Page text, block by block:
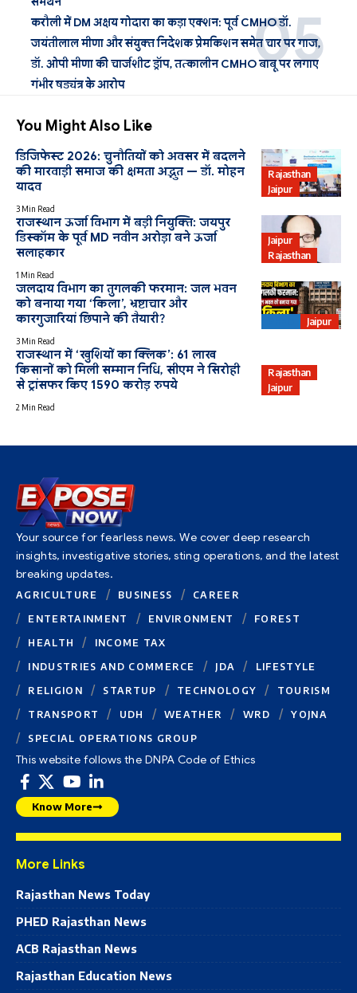
करौली में DM अक्षय गोदारा का कड़ा एक्शन: पूर्व CMHO डॉ.
जयंतीलाल मीणा और संयुक्त निदेशक प्रेमकिशन समेत चार पर गाज,
डॉ. ओपी मीणा की चार्जशीट ड्रॉप, तत्कालीन CMHO बाबू पर लगाए
गंभीर षड्यंत्र के आरोप
You Might Also Like
Rajasthan
Jaipur
डिजिफेस्ट 2026: चुनौतियों को अवसर में बदलने
की मारवाड़ी समाज की क्षमता अद्भुत — डॉ. मोहन
यादव
3 Min Read
Jaipur
Rajasthan
राजस्थान ऊर्जा विभाग में बड़ी नियुक्ति: जयपुर
डिस्कॉम के पूर्व MD नवीन अरोड़ा बने ऊर्जा
सलाहकार
1 Min Read
Jaipur
जलदाय विभाग का तुगलकी फरमान: जल भवन
को बनाया गया ‘किला’, भ्रष्टाचार और
कारगुजारियां छिपाने की तैयारी?
3 Min Read
Rajasthan
Jaipur
राजस्थान में ‘खुशियों का क्लिक’: 61 लाख
किसानों को मिली सम्मान निधि, सीएम ने सिरोही
से ट्रांसफर किए 1590 करोड़ रुपये
2 Min Read
Your source for fearless news. We cover deep research
insights, investigative stories, sting operations, and the latest
breaking updates.
AGRICULTURE BUSINESS
CAREER
ENTERTAINMENT
ENVIRONMENT
FOREST
HEALTH
INCOME TAX
INDUSTRIES AND COMMERCE
JDA
LIFESTYLE
RELIGION
STARTUP TECHNOLOGY
TOURISM
TRANSPORT
UDH WEATHER WRD
YOJNA
SPECIAL OPERATIONS GROUP
This website follows the DNPA Code of Ethics
Know More
More Links
Rajasthan News Today
PHED Rajasthan News
ACB Rajasthan News
Rajasthan Education News